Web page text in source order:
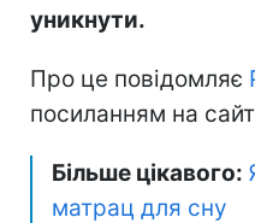
уникнути.
Про це повідомляє
посиланням на сайт
Більше цікавого:
матрац для сну